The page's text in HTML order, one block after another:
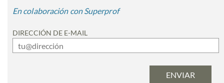
En colaboración con Superprof
DIRECCIÓN DE E-MAIL